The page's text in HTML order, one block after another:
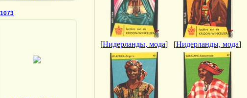
1073
[Нидерланды, мода] [Нидерланды, мода]